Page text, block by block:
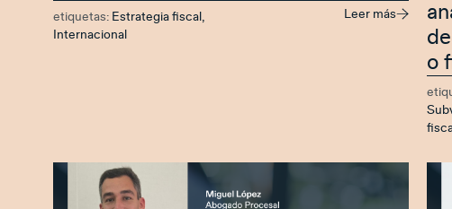
etiquetas: Estrategia fiscal ,
Internacional
Leer más
o